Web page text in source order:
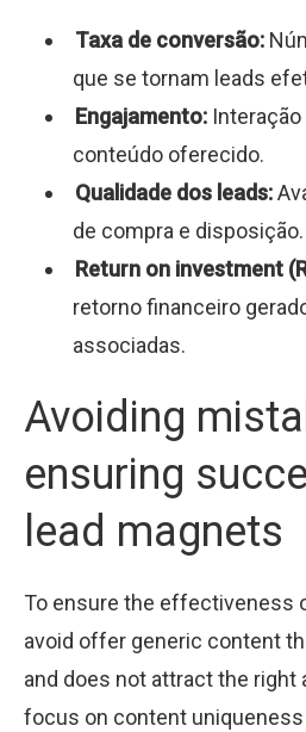
Taxa de conversão:
que se tornam leads
Engajamento:
conteúdo oferecido.
Qualidade dos leads:
de compra e disposição.
Return on investment
retorno financeiro
associadas.
Avoiding
ensuring
lead magnets
To ensure the effectiveness
avoid offer generic content
and does not attract the right
focus on content uniqueness